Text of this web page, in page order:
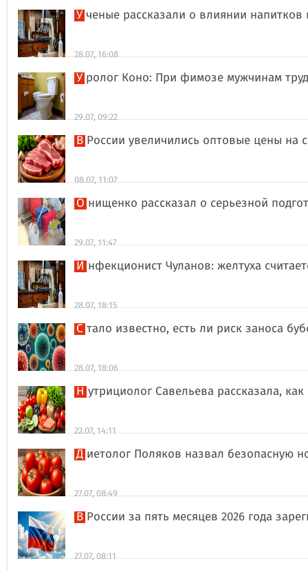
Ученые рассказали о влиянии
28.07, 16:08
Уролог Коно: При фимозе мужчинам
29.07, 09:22
В России увеличились оптовые цены на
08.07, 11:07
Онищенко рассказал о серьезной
29.07, 11:47
Инфекционист Чуланов: желтуха
28.07, 18:15
Стало известно, есть ли риск заноса
28.07, 18:06
Нутрициолог Савельева рассказала,
22.07, 14:11
Диетолог Поляков назвал безопасную
27.07, 08:49
В России за пять месяцев 2026 года
27.07, 08:11